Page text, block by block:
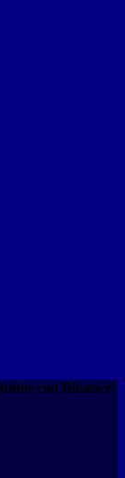
con Binance!